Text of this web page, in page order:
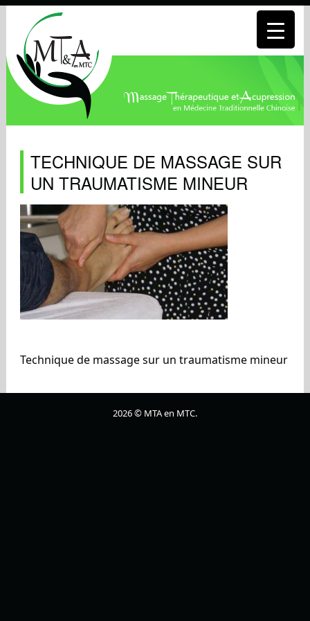
TECHNIQUE DE MASSAGE SUR
UN TRAUMATISME MINEUR
Technique de massage sur un traumatisme mineur
2026 © MTA en MTC.